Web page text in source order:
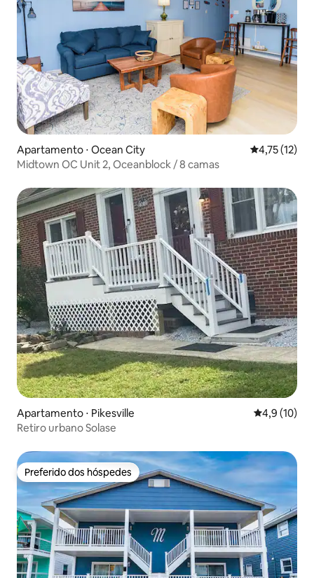
Apartamento ⋅ Ocean City 4,75 de uma
4,75 (12)
Midtown OC Unit 2, Oceanblock / 8 camas
Apartamento ⋅ Pikesville 4,9 de uma
4,9 (10)
Retiro urbano Solase
Preferido dos hóspedes
Preferido dos hóspedes